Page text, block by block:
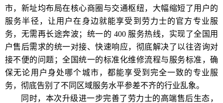
市，新址均布局在核心商圈与交通枢纽，大幅缩短了用户的
服务半径，让用户在身边就能享受到劳力士的官方专业服
务，无需再长途奔波；统一的 400 服务热线，实现了全国用
户售后需求的统一对接、快速响应，彻底解决了以往咨询对
接不便的问题；全国统一的标准化维修流程与服务标准，确
保无论用户身处哪个城市，都能享受到完全一致的专业服
务，彻底告别了不同区域服务水平参差不齐的行业乱象。
同时，本次升级进一步完善了劳力士的高端售后生态，